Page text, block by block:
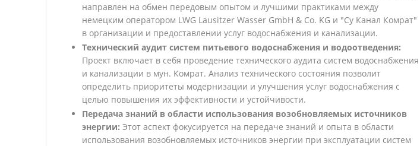
направлен на обмен передовым опытом и лучшими практиками между
немецким оператором LWG Lausitzer Wasser GmbH & Co. KG и "Су Канал Комрат"
в организации и предоставлении услуг водоснабжения и канализации.
Технический аудит систем питьевого водоснабжения и водоотведения:
Проект включает в себя проведение технического аудита систем водоснабжения
и канализации в мун. Комрат. Анализ технического состояния позволит
определить приоритеты модернизации и улучшения услуг водоснабжения с
целью повышения их эффективности и устойчивости.
Передача знаний в области использования возобновляемых источников
энергии: Этот аспект фокусируется на передаче знаний и опыта в области
использования возобновляемых источников энергии при эксплуатации систем